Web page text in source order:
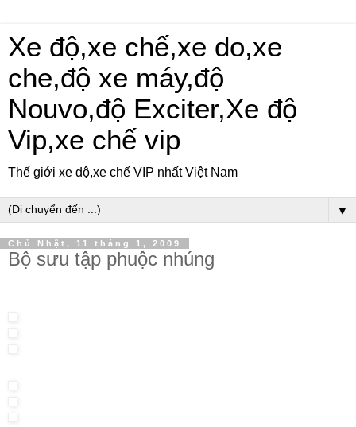
Xe độ,xe chế,xe do,xe
che,độ xe máy,độ
Nouvo,độ Exciter,Xe độ
Vip,xe chế vip
Thế giới xe dộ,xe chế VIP nhất Việt Nam
▼
Chủ Nhật, 11 tháng 1, 2009
Bộ sưu tập phuộc nhúng